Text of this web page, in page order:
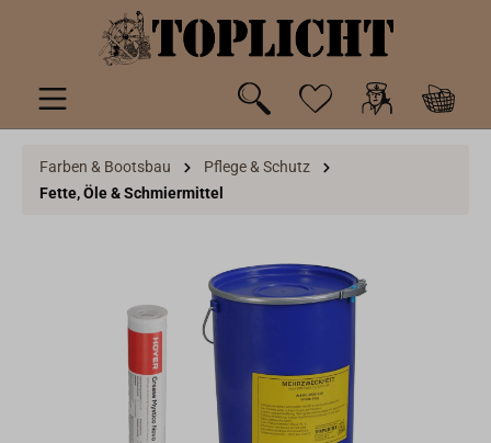
springen
Farben & Bootsbau
Pflege & Schutz
Fette, Öle & Schmiermittel